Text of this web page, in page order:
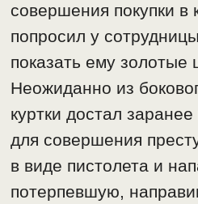
совершения покупки в
попросил у
показать ему золотые
Неожиданно из
куртки достал
для совершения
в виде пистолета и
потерпевшую,